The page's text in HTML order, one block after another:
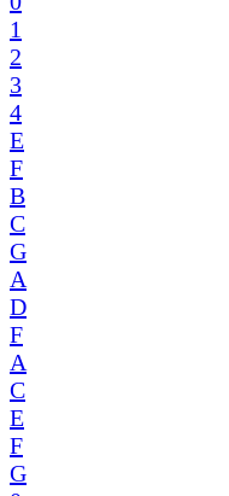
1
2
3
4
E
F
B
C
G
A
D
F
A
C
E
F
G